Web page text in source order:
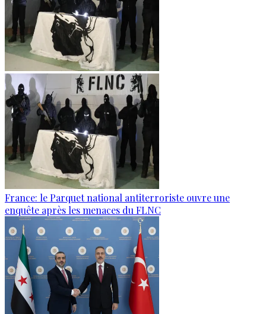
France: le Parquet national antiterroriste ouvre une
enquête après les menaces du FLNC